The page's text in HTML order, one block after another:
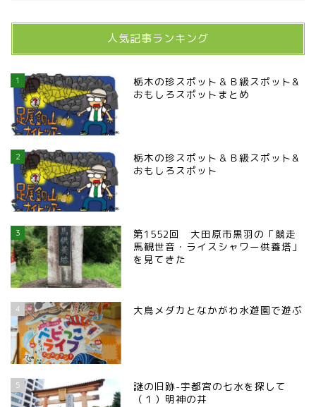
人気記事ランキング
1
栃木の珍スポット＆Ｂ級スポット&
おもしろスポットまとめ
2
栃木の珍スポット＆Ｂ級スポット&
おもしろスポット
3
第1552回 大田原市黒羽の「競走
馬観世音・ライスシャワー供養塔」
を見てきた
4 大鳥メダカとなかがわ水遊園で遊ぶ
5
謎の旧跡-宇都宮の七水を探して
（１）明神の井